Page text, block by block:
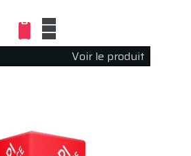
Voir le produit